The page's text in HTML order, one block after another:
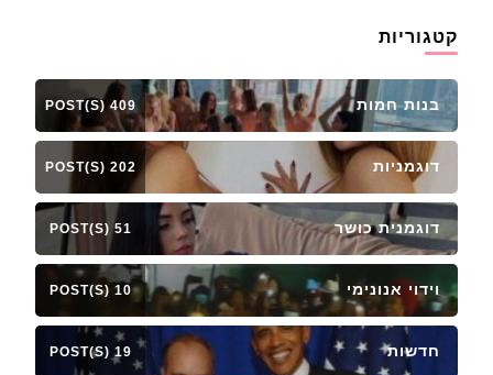
קטגוריות
בנות חמות 409 POST(S)
דוגמניות 202 POST(S)
דוגמנית כושר 51 POST(S)
וידוי אנונימי 10 POST(S)
חדשות 19 POST(S)